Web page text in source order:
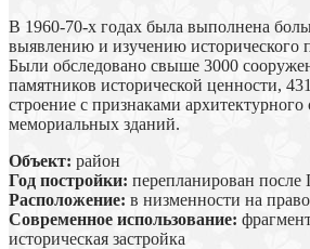
В 1960-70-х годах была выполнена
выявлению и изучению исторического
Были обследовано свыше 3000
памятников исторической ценности,
строение с признаками архитектурного
мемориальных зданий.
Объект: район
Год постройки: перепланирован после
Расположение: в низменности на
Современное использование:
историческая застройка